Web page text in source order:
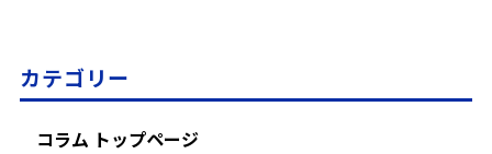
カテゴリー
コラム トップページ